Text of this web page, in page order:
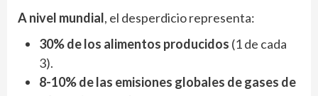
A nivel mundial, el desperdicio representa:
30% de los alimentos producidos (1 de cada
3).
8-10% de las emisiones globales de gases de